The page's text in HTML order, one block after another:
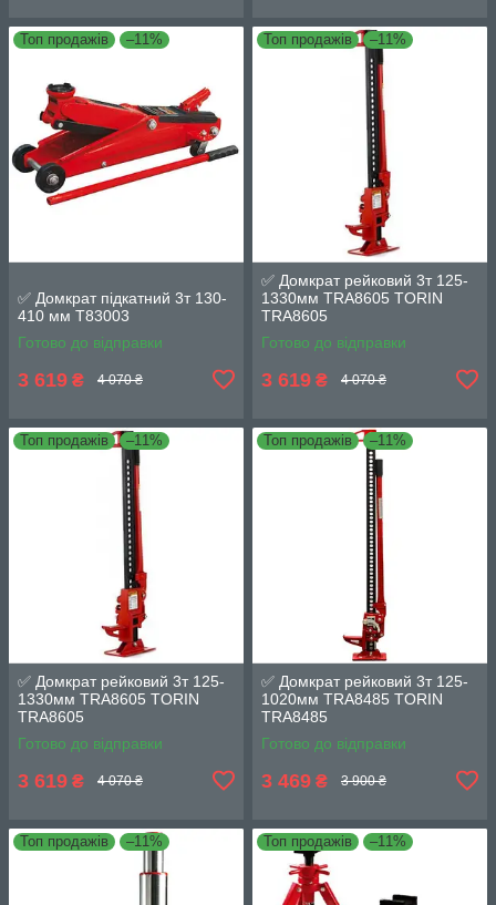
Топ продажів –11%
✅ Домкрат підкатний 3т 130-
410 мм T83003
Готово до відправки
3 619 ₴ 4 070 ₴
Топ продажів –11%
✅ Домкрат рейковий 3т 125-
1330мм TRA8605 TORIN
TRA8605
Готово до відправки
3 619 ₴ 4 070 ₴
Топ продажів –11%
✅ Домкрат рейковий 3т 125-
1330мм TRA8605 TORIN
TRA8605
Готово до відправки
3 619 ₴ 4 070 ₴
Топ продажів –11%
✅ Домкрат рейковий 3т 125-
1020мм TRA8485 TORIN
TRA8485
Готово до відправки
3 469 ₴ 3 900 ₴
Топ продажів –11% Топ продажів –11%